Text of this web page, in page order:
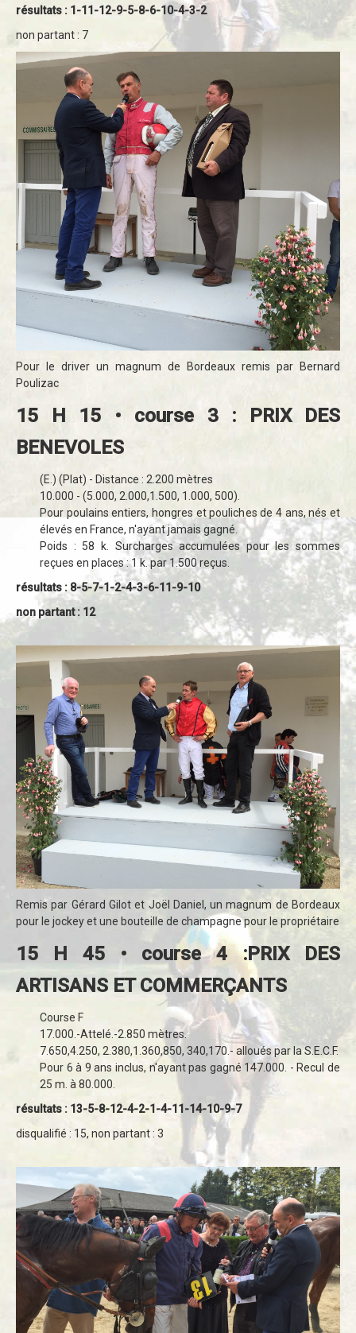
résultats : 1-11-12-9-5-8-6-10-4-3-2
non partant : 7
Pour le driver un magnum de Bordeaux remis par Bernard
Poulizac
15 H 15 • course 3 : PRIX DES
BENEVOLES
(E.) (Plat) - Distance : 2.200 mètres
10.000 - (5.000, 2.000,1.500, 1.000, 500).
Pour poulains entiers, hongres et pouliches de 4 ans, nés et
élevés en France, n'ayant jamais gagné.
Poids : 58 k. Surcharges accumulées pour les sommes
reçues en places : 1 k. par 1.500 reçus.
résultats : 8-5-7-1-2-4-3-6-11-9-10
non partant : 12
Remis par Gérard Gilot et Joël Daniel, un magnum de Bordeaux
pour le jockey et une bouteille de champagne pour le propriétaire
15 H 45 • course 4 :PRIX DES
ARTISANS ET COMMERÇANTS
Course F
17.000.-Attelé.-2.850 mètres.
7.650,4.250, 2.380,1.360,850, 340,170.- alloués par la S.E.C.F.
Pour 6 à 9 ans inclus, n'ayant pas gagné 147.000. - Recul de
25 m. à 80.000.
résultats : 13-5-8-12-4-2-1-4-11-14-10-9-7
disqualifié : 15, non partant : 3